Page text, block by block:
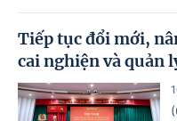
Tiếp tục đổi mới,
cai nghiện và quản